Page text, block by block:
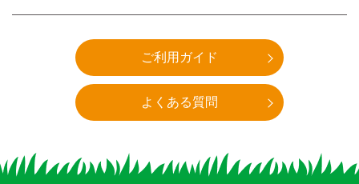
ご利用ガイド
よくある質問